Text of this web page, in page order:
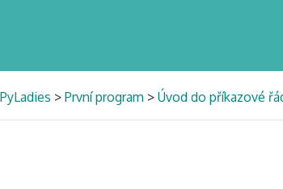
> První program > Úvod do příkazové